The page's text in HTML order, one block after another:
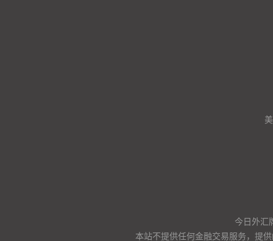
今日外汇
本站不提供任何金融交易服务，提